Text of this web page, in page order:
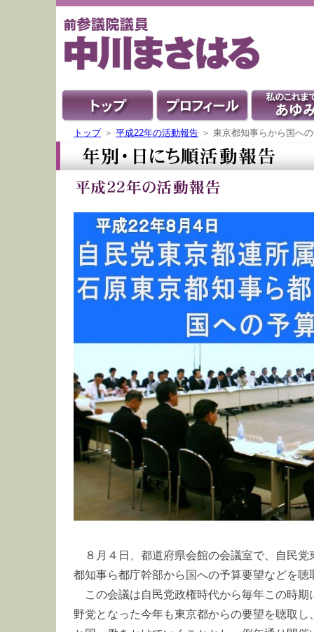
トップ＞ 平成22年の活動報告 ＞ 東京都知事らから国へ
８月４日、都道府県会館の会議室で、自民
都知事ら都庁幹部から国への予算要望などを聴
この会議は自民党政権時代から毎年この時
野党となった今年も東京都からの要望を聴取